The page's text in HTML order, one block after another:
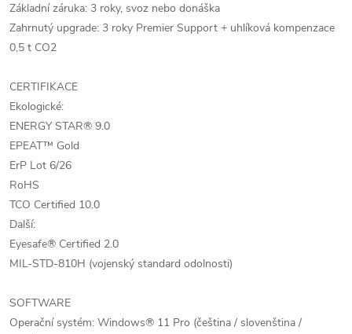
Základní záruka: 3 roky, svoz nebo donáška
Zahrnutý upgrade: 3 roky Premier Support + uhlíková kompenzace
0,5 t CO2
CERTIFIKACE
Ekologické:
ENERGY STAR® 9.0
EPEAT™ Gold
ErP Lot 6/26
RoHS
TCO Certified 10.0
Další:
Eyesafe® Certified 2.0
MIL-STD-810H (vojenský standard odolnosti)
SOFTWARE
Operační systém: Windows® 11 Pro (čeština / slovenština /